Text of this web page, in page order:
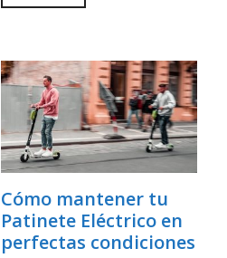
Cómo mantener tu
Patinete Eléctrico en
perfectas condiciones